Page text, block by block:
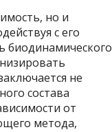
но и
с его
биодинамического
не
состава
от
метода,